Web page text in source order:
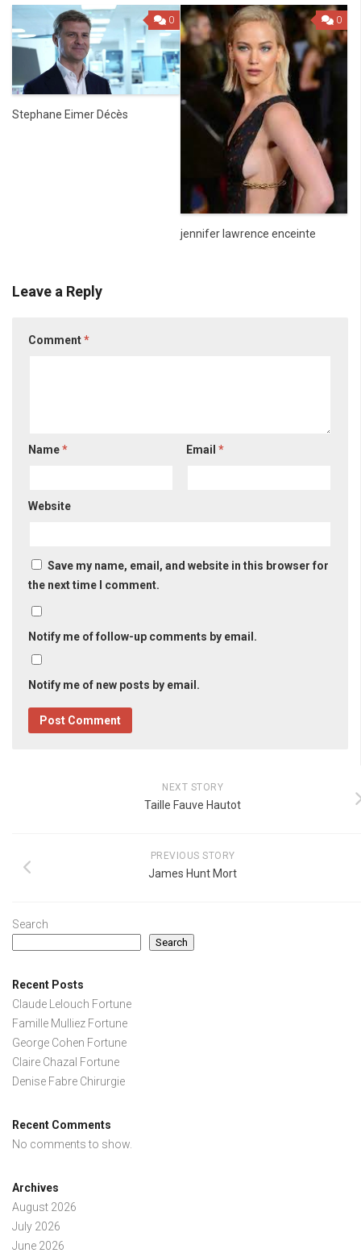
0
Stephane Eimer Décès
0
jennifer lawrence enceinte
Leave a Reply
Comment*
Name* Email*
Website
Save my name, email, and website in this browser for
the next time I comment.
Notify me of follow-up comments by email.
Notify me of new posts by email.
NEXT STORY
Taille Fauve Hautot
PREVIOUS STORY
James Hunt Mort
Search
Search
Recent Posts
Claude Lelouch Fortune
Famille Mulliez Fortune
George Cohen Fortune
Claire Chazal Fortune
Denise Fabre Chirurgie
Recent Comments
No comments to show.
Archives
August 2026
July 2026
June 2026